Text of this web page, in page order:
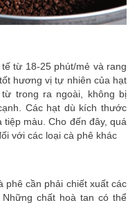
từ 18-25 phút/mẻ và rang
hương vị tự nhiên của hạt
trong ra ngoài, không bị
Các hạt dù kích thước
màu. Cho đến đây, quá
với các loại cà phê khác
phê cần phải chiết xuất các
chất hoà tan có thể